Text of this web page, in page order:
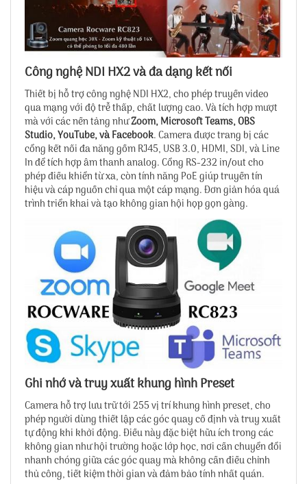
Công nghệ NDI HX2 và đa dạng kết nối
Thiết bị hỗ trợ công nghệ NDI HX2, cho phép truyền video
qua mạng với độ trễ thấp, chất lượng cao. Và tích hợp mượt
mà với các nền tảng nhưZoom, Microsoft Teams, OBS
Studio, YouTube, và Facebook. Camera được trang bị các
cổng kết nối đa năng gồm RJ45, USB 3.0, HDMI, SDI, và Line
In để tích hợp âm thanh analog. Cổng RS-232 in/out cho
phép điều khiển từ xa, còn tính năng PoE giúp truyền tín
hiệu và cáp nguồn chỉ qua một cáp mạng. Đơn giản hóa quá
trình triển khai và tạo không gian hội họp gọn gàng.
Ghi nhớ và truy xuất khung hình Preset
Camera hỗ trợ lưu trữ tới 255 vị trí khung hình preset, cho
phép người dùng thiết lập các góc quay cố định và truy xuất
tự động khi khởi động. Điều này đặc biệt hữu ích trong các
không gian như hội trường hoặc lớp học, nơi cần chuyển đổi
nhanh chóng giữa các góc quay mà không cần điều chỉnh
thủ công, tiết kiệm thời gian và đảm bảo tính nhất quán.